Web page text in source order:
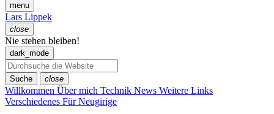
menu
Lars Lippek
close
Menü
schließen
Nie stehen bleiben!
dark_mode
Suche close
Willkommen Über mich Technik News Weitere Links
Verschiedenes Für Neugirige